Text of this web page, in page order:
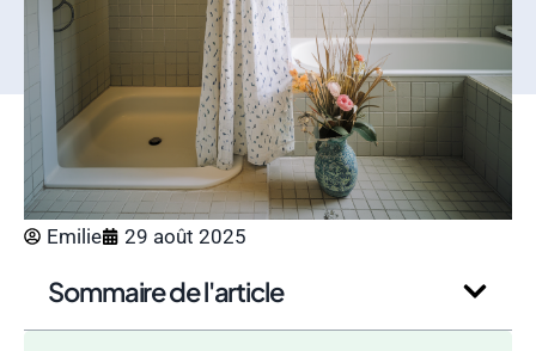
Emilie 29 août 2025
Sommaire de l'article